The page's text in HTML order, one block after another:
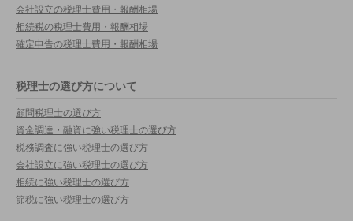
会社設立の税理士費用・報酬相場
相続税の税理士費用・報酬相場
確定申告の税理士費用・報酬相場
税理士の選び方について
顧問税理士の選び方
資金調達・融資に強い税理士の選び方
税務調査に強い税理士の選び方
会社設立に強い税理士の選び方
相続に強い税理士の選び方
節税に強い税理士の選び方